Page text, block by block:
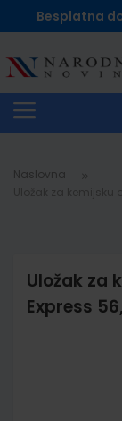
Besplatna
Naslovna
Uložak za
Express